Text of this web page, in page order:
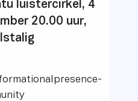
luistercirkel, 4
20.00 uur,